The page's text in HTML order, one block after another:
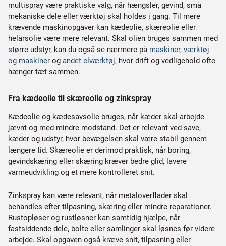
multispray være praktiske valg, når hængsler, gevind, små
mekaniske dele eller værktøj skal holdes i gang. Til mere
krævende maskinopgaver kan kædeolie, skæreolie eller
helårsolie være mere relevant. Skal olien bruges sammen med
større udstyr, kan du også se nærmere på maskiner, værktøj
og maskiner og andet elværktøj, hvor drift og vedligehold ofte
hænger tæt sammen.
Fra kædeolie til skæreolie og zinkspray
Kædeolie og kædesavsolie bruges, når kæder skal arbejde
jævnt og med mindre modstand. Det er relevant ved save,
kæder og udstyr, hvor bevægelsen skal være stabil gennem
længere tid. Skæreolie er derimod praktisk, når boring,
gevindskæring eller skæring kræver bedre glid, lavere
varmeudvikling og et mere kontrolleret snit.
Zinkspray kan være relevant, når metaloverflader skal
behandles efter tilpasning, skæring eller mindre reparationer.
Rustopløser og rustløsner kan samtidig hjælpe, når
fastsiddende dele, bolte eller samlinger skal løsnes før videre
arbejde. Skal opgaven også kræve snit, tilpasning eller